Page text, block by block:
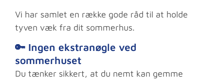
Vi har samlet en række gode råd til at holde
tyven væk fra dit sommerhus.
🔑 Ingen ekstranøgle ved
sommerhuset
Du tænker sikkert, at du nemt kan gemme